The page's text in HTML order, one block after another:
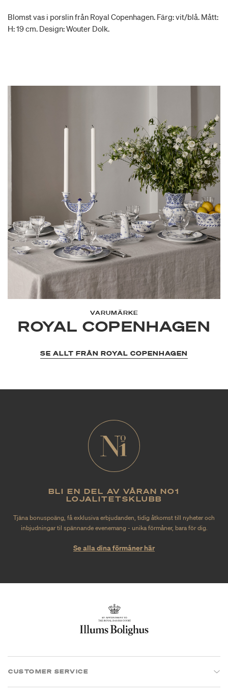
Blomst vas i porslin från Royal Copenhagen. Färg: vit/blå. Mått:
H: 19 cm. Design: Wouter Dolk.
VARUMÄRKE
ROYAL COPENHAGEN
SE ALLT FRÅN ROYAL COPENHAGEN
BLI EN DEL AV VÅRAN NO1
LOJALITETSKLUBB
Tjäna bonuspoäng, få exklusiva erbjudanden, tidig åtkomst till nyheter och
inbjudningar til spännande evenemang - unika förmåner, bara för dig.
Se alla dina förmåner här
CUSTOMER SERVICE